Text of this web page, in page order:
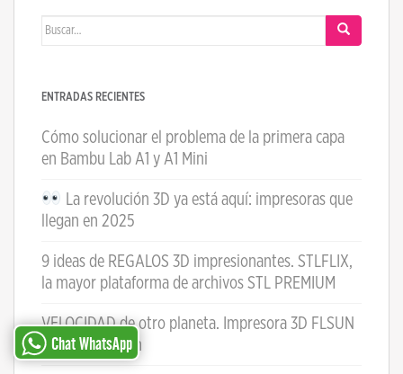
Buscar:
ENTRADAS RECIENTES
Cómo solucionar el problema de la primera capa
en Bambu Lab A1 y A1 Mini
La revolución 3D ya está aquí: impresoras que
llegan en 2025
9 ideas de REGALOS 3D impresionantes. STLFLIX,
la mayor plataforma de archivos STL PREMIUM
VELOCIDAD de otro planeta. Impresora 3D FLSUN
T1 PRO, revisión
Chat WhatsApp